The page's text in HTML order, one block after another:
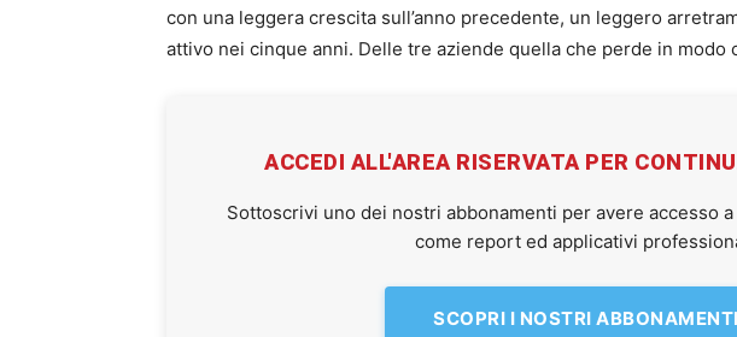
con una leggera crescita sull’anno precedente, un leggero
attivo nei cinque anni. Delle tre aziende quella che perde in modo
ACCEDI ALL'AREA RISERVATA PER
Sottoscrivi uno dei nostri abbonamenti per avere accesso
come report ed applicativi
SCOPRI I NOSTRI ABBONAMENTI